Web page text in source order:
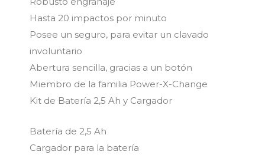
Hasta 20 impactos por minuto
Posee un seguro, para evitar un clavado
involuntario
Abertura sencilla, gracias a un botón
Miembro de la familia Power-X-Change
Kit de Batería 2,5 Ah y Cargador
Batería de 2,5 Ah
Cargador para la batería